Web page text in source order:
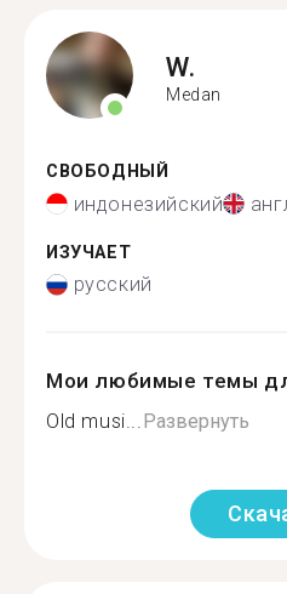
W.
Medan
СВОБОДНЫЙ
индонезийский
ИЗУЧАЕТ
русский
Мои любимые темы
Old musi...Развернуть